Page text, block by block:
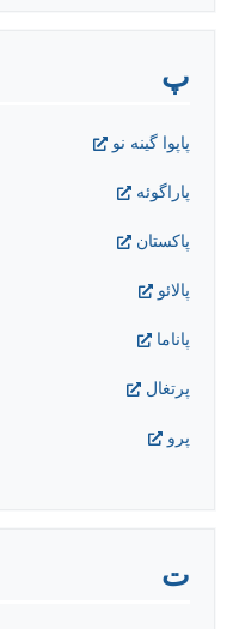
پ
پاپوا گینه نو
پاراگوئه
پاکستان
پالائو
پاناما
پرتغال
پرو
ت